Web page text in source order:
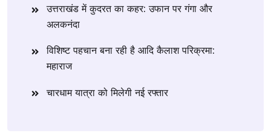
उत्तराखंड में कुदरत का कहर: उफान पर गंगा और
अलकनंदा
विशिष्ट पहचान बना रही है आदि कैलाश परिक्रमा:
महाराज
चारधाम यात्रा को मिलेगी नई रफ्तार